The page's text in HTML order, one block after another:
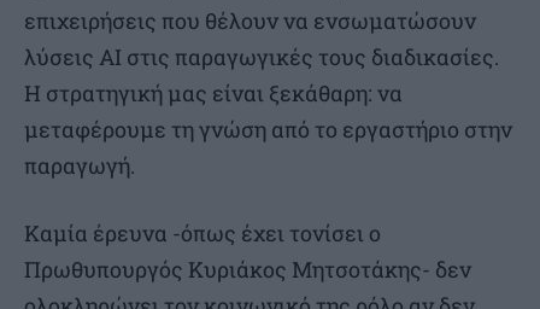
επιχειρήσεις που θέλουν να ενσωματώσουν
λύσεις AI στις παραγωγικές τους διαδικασίες.
Η στρατηγική μας είναι ξεκάθαρη: να
μεταφέρουμε τη γνώση από το εργαστήριο στην
παραγωγή.
Καμία έρευνα -όπως έχει τονίσει ο
Πρωθυπουργός Κυριάκος Μητσοτάκης- δεν